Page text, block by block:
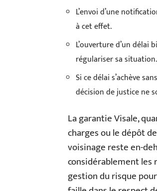
L’envoi d’une
à cet effet.
L’ouverture d’un
régulariser sa situation.
Si ce délai s’achève
décision de justice ne
La garantie Visale,
charges ou le dépôt
voisinage reste en-
considérablement les
gestion du risque